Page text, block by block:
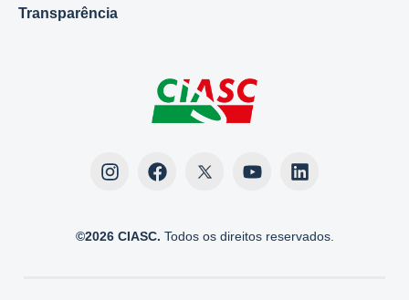
Transparência
©2026 CIASC. Todos os direitos reservados.